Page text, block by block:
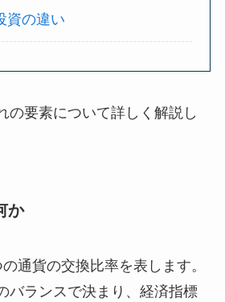
資の違い
の要素について詳しく解説し
か
通貨の交換比率を表します。
バランスで決まり、経済指標